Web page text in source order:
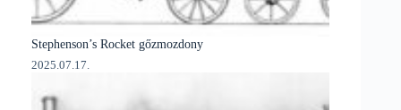
Stephenson’s Rocket gőzmozdony
2025.07.17.